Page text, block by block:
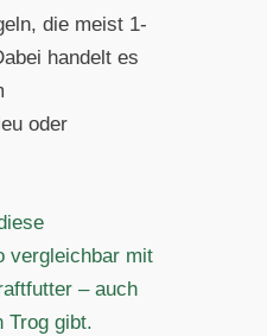
die meist 1-
handelt es
oder
vergleichbar mit
– auch
Trog gibt.